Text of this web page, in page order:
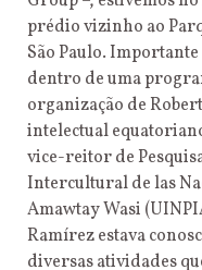
prédio vizinho ao
São Paulo.
dentro de uma
organização de
intelectual
vice-reitor de
Intercultural de las
Amawtay Wasi
Ramírez estava
diversas atividades